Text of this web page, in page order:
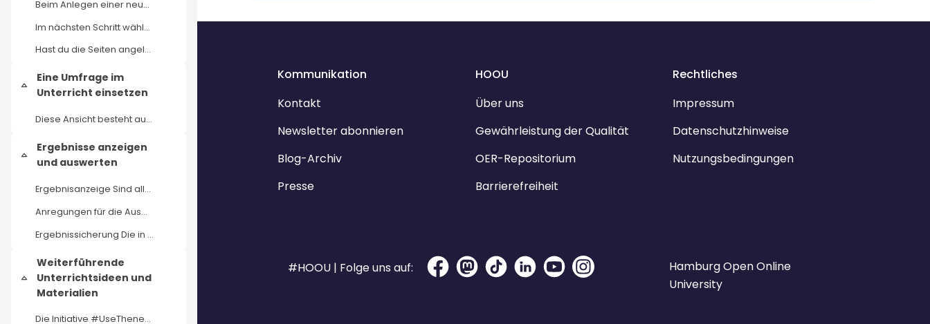
Kontakt
Beim Anlegen einer neuen Umfrage öffnet sich ansch...
Im nächsten Schritt wählst du die Internetseiten a...
Hast du die Seiten angelegt, kann die Umfrage sofo...
Einklappen
Eine Umfrage im
Unterricht einsetzen
Diese Ansicht besteht aus drei Bereichen: Im obere...
Einklappen
Ergebnisse anzeigen
und auswerten
Ergebnisanzeige Sind alle Fragen beantwortet, beko...
Anregungen für die Auswertung Bei der gemeinsamen ...
Ergebnissicherung Die in der Diskussion genannten ...
Einklappen
Weiterführende
Unterrichtsideen und
Materialien
Die Initiative #UseThenews hat in einer Grundlages...
Kommunikation
Kontakt
Newsletter abonnieren
Blog-Archiv
Presse
HOOU
Über uns
Gewährleistung der Qualität
OER-Repositorium
Barrierefreiheit
Rechtliches
Impressum
Datenschutzhinweise
Nutzungsbedingungen
#HOOU | Folge uns auf:
Hamburg Open Online
University